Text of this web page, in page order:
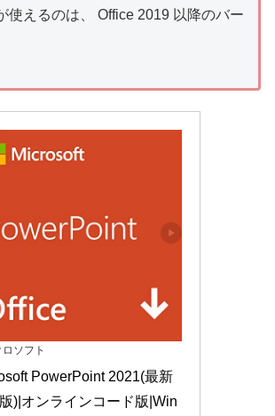
使えるのは、 Office 2019 以降のバー
ソフト
PowerPoint 2021(最新
)|オンラインコード版|Win